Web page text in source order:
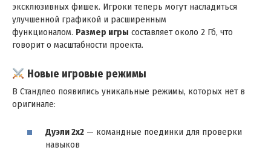
эксклюзивных фишек. Игроки теперь могут насладиться
улучшенной графикой и расширенным
функционалом. Размер игры составляет около 2 Гб, что
говорит о масштабности проекта.
Новые игровые режимы
В Стандлео появились уникальные режимы, которых нет в
оригинале:
Дуэли 2х2 — командные поединки для проверки
навыков